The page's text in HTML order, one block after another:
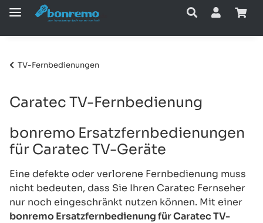
TV-Fernbedienungen
Caratec TV-Fernbedienung
bonremo Ersatzfernbedienungen
für Caratec TV-Geräte
Eine defekte oder verlorene Fernbedienung muss
nicht bedeuten, dass Sie Ihren Caratec Fernseher
nur noch eingeschränkt nutzen können. Mit einer
bonremo Ersatzfernbedienung für Caratec TV-